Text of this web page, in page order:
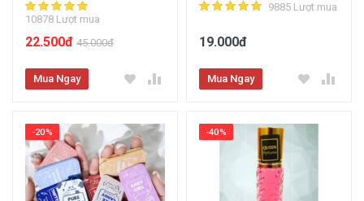
10878 Lượt mua
22.500đ 45.000đ
Mua Ngay
9885 Lượt mua
19.000đ
Mua Ngay
-20% -40%